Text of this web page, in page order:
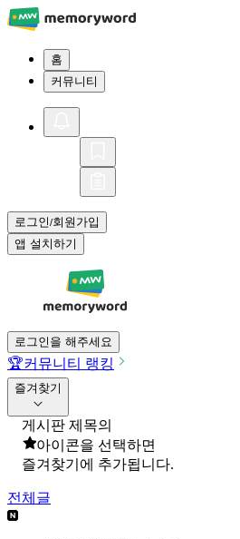
홈
커뮤니티
로그인/회원가입
앱 설치하기
로그인을 해주세요
🏆커뮤니티 랭킹
즐겨찾기
게시판 제목의
아이콘을 선택하면
즐겨찾기에 추가됩니다.
전체글